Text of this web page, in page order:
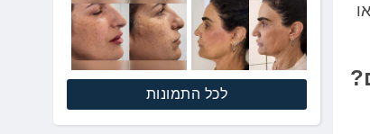
"אוכלוסיית החולים היא לרוב מבוגרת. מדובר בעיקר בגברים בגילאי ה-60 או
לכל התמונות